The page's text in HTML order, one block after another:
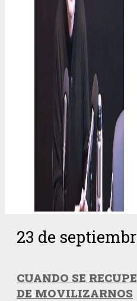
23 de
CUANDO SE
DE MOVILIZARNOS